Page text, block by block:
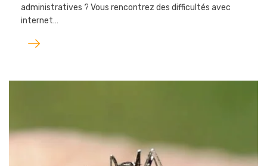
administratives ? Vous rencontrez des difficultés avec
internet…
Lire
l'article